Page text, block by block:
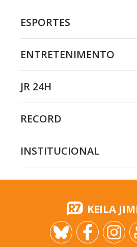
ESPORTES
ENTRETENIMENTO
JR 24H
RECORD
INSTITUCIONAL
KEILA